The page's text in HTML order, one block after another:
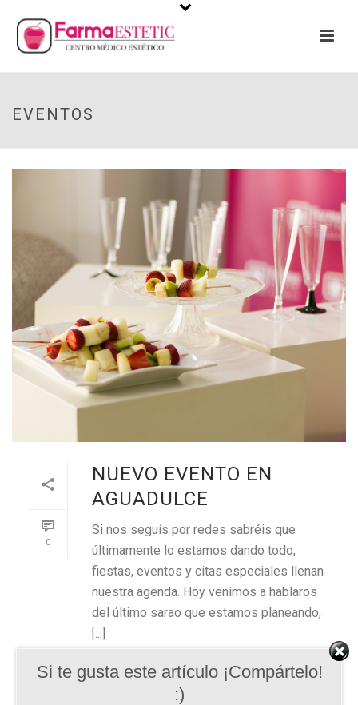
EVENTOS
0
NUEVO EVENTO EN
AGUADULCE
Si nos seguís por redes sabréis que
últimamente lo estamos dando todo,
fiestas, eventos y citas especiales llenan
nuestra agenda. Hoy venimos a hablaros
del último sarao que estamos planeando,
[...]
READ MORE
Si te gusta este artículo ¡Compártelo!
:)